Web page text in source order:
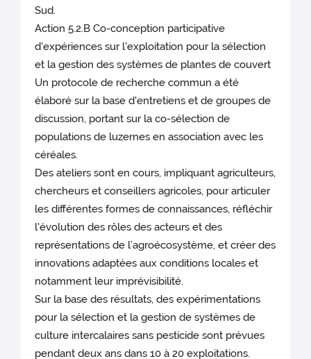
Sud.
Action 5.2.B Co-conception participative
d'expériences sur l'exploitation pour la sélection
et la gestion des systèmes de plantes de couvert
Un protocole de recherche commun a été
élaboré sur la base d'entretiens et de groupes de
discussion, portant sur la co-sélection de
populations de luzernes en association avec les
céréales.
Des ateliers sont en cours, impliquant agriculteurs,
chercheurs et conseillers agricoles, pour articuler
les différentes formes de connaissances, réfléchir
l'évolution des rôles des acteurs et des
représentations de l’agroécosystème, et créer des
innovations adaptées aux conditions locales et
notamment leur imprévisibilité.
Sur la base des résultats, des expérimentations
pour la sélection et la gestion de systèmes de
culture intercalaires sans pesticide sont prévues
pendant deux ans dans 10 à 20 exploitations.